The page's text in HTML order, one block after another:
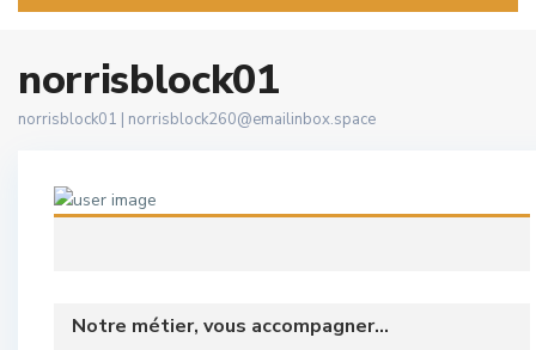
norrisblock01
norrisblock01 | norrisblock260@emailinbox.space
Notre métier, vous accompagner...